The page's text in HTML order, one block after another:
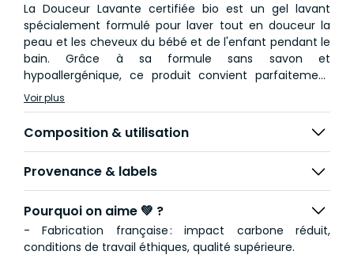
La Douceur Lavante certifiée bio est un gel lavant
spécialement formulé pour laver tout en douceur la
peau et les cheveux du bébé et de l'enfant pendant le
bain. Grâce à sa formule sans savon et
hypoallergénique, ce produit convient parfaitement
aux peaux sensibles y compris celles sujettes à
l’eczéma atopique. Elle prévient les tiraillements à la
sortie et les rougeurs à la sortie du bain grâce aux
extraits de mauve et de lotus bio.
💪 Prévient les tiraillements, apaise et rend la peau
douce
🌼Contient des extraits de mauve et de lotus bio
reconnus pour leur vertus apaisantes
👉 Convient dès la naissance et peut être utilisée pour
Voir plus
Composition & utilisation
Provenance & labels
Pourquoi on aime 💚 ?
- Fabrication française : impact carbone réduit,
conditions de travail éthiques, qualité supérieure.